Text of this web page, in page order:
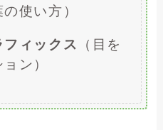
使い方）
ィックス
（目を
ン）